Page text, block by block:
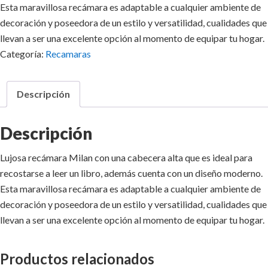
Esta maravillosa recámara es adaptable a cualquier ambiente de
decoración y poseedora de un estilo y versatilidad, cualidades que
llevan a ser una excelente opción al momento de equipar tu hogar.
Categoría: Recamaras
Descripción
Descripción
Lujosa recámara Milan con una cabecera alta que es ideal para
recostarse a leer un libro, además cuenta con un diseño moderno.
Esta maravillosa recámara es adaptable a cualquier ambiente de
decoración y poseedora de un estilo y versatilidad, cualidades que
llevan a ser una excelente opción al momento de equipar tu hogar.
Productos relacionados